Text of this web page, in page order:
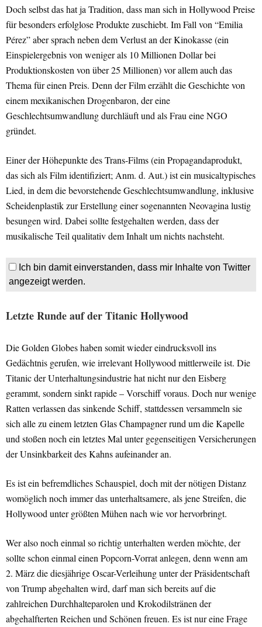
Doch selbst das hat ja Tradition, dass man sich in Hollywood Preise
für besonders erfolglose Produkte zuschiebt. Im Fall von “Emilia
Pérez” aber sprach neben dem Verlust an der Kinokasse (ein
Einspielergebnis von weniger als 10 Millionen Dollar bei
Produktionskosten von über 25 Millionen) vor allem auch das
Thema für einen Preis. Denn der Film erzählt die Geschichte von
einem mexikanischen Drogenbaron, der eine
Geschlechtsumwandlung durchläuft und als Frau eine NGO
gründet.
Einer der Höhepunkte des Trans-Films (ein Propagandaprodukt,
das sich als Film identifiziert; Anm. d. Aut.) ist ein musicaltypisches
Lied, in dem die bevorstehende Geschlechtsumwandlung, inklusive
Scheidenplastik zur Erstellung einer sogenannten Neovagina lustig
besungen wird. Dabei sollte festgehalten werden, dass der
musikalische Teil qualitativ dem Inhalt um nichts nachsteht.
Ich bin damit einverstanden, dass mir Inhalte von Twitter
angezeigt werden.
Letzte Runde auf der Titanic Hollywood
Die Golden Globes haben somit wieder eindrucksvoll ins
Gedächtnis gerufen, wie irrelevant Hollywood mittlerweile ist. Die
Titanic der Unterhaltungsindustrie hat nicht nur den Eisberg
gerammt, sondern sinkt rapide – Vorschiff voraus. Doch nur wenige
Ratten verlassen das sinkende Schiff, stattdessen versammeln sie
sich alle zu einem letzten Glas Champagner rund um die Kapelle
und stoßen noch ein letztes Mal unter gegenseitigen Versicherungen
der Unsinkbarkeit des Kahns aufeinander an.
Es ist ein befremdliches Schauspiel, doch mit der nötigen Distanz
womöglich noch immer das unterhaltsamere, als jene Streifen, die
Hollywood unter größten Mühen nach wie vor hervorbringt.
Wer also noch einmal so richtig unterhalten werden möchte, der
sollte schon einmal einen Popcorn-Vorrat anlegen, denn wenn am
2. März die diesjährige Oscar-Verleihung unter der Präsidentschaft
von Trump abgehalten wird, darf man sich bereits auf die
zahlreichen Durchhalteparolen und Krokodilstränen der
abgehalfterten Reichen und Schönen freuen. Es ist nur eine Frage